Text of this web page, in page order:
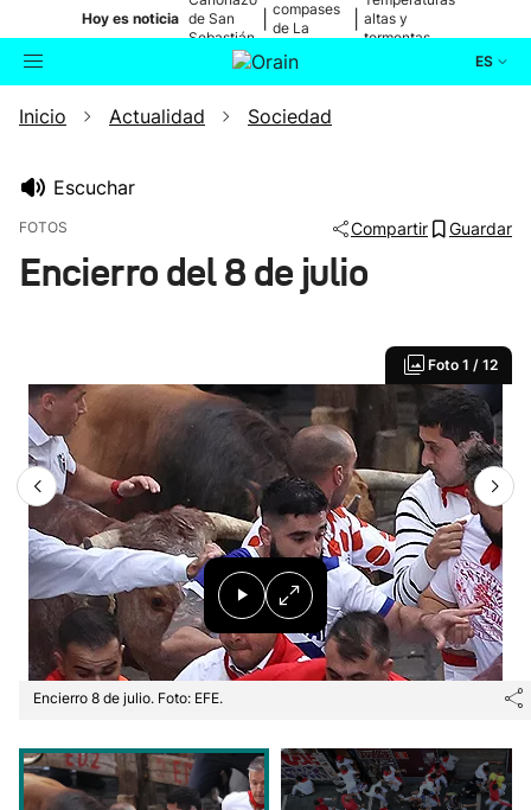
Hoy es noticia de San
Sebastián
compases
de La
altas y
tormentas
ES
Buscador Actualidad
Inicio Actualidad Sociedad
Escuchar
FOTOS Compartir Guardar
Encierro del 8 de julio
Foto 1 / 12
Encierro 8 de julio. Foto: EFE.